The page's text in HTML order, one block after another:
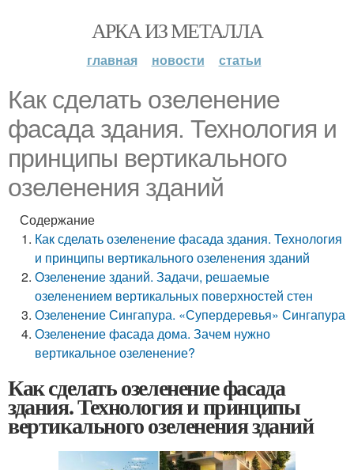
АРКА ИЗ МЕТАЛЛА
главная новости статьи
Как сделать озеленение
фасада здания. Технология и
принципы вертикального
озеленения зданий
Содержание
Как сделать озеленение фасада здания. Технология
и принципы вертикального озеленения зданий
Озеленение зданий. Задачи, решаемые
озеленением вертикальных поверхностей стен
Озеленение Сингапура. «Супердеревья» Сингапура
Озеленение фасада дома. Зачем нужно
вертикальное озеленение?
Как сделать озеленение фасада
здания. Технология и принципы
вертикального озеленения зданий